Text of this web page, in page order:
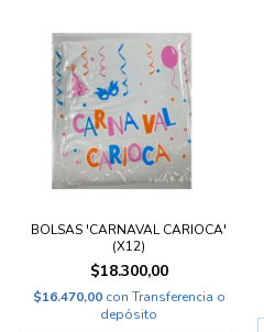
BOLSAS 'CARNAVAL CARIOCA'
(X12)
$18.300,00
$16.470,00 con Transferencia o
depósito